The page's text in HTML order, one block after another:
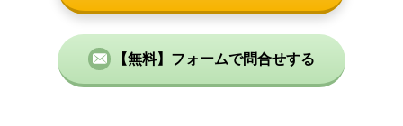
【無料】フォームで問合せする